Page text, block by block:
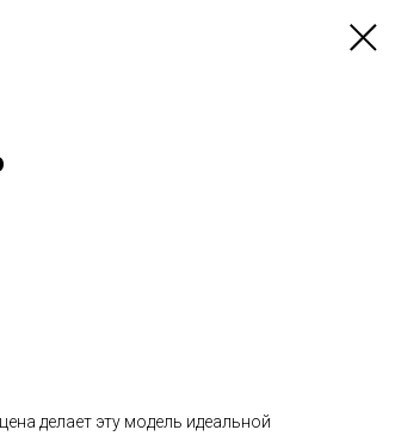
делает эту модель идеальной